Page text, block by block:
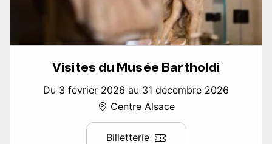
Visites du Musée Bartholdi
Du 3 février 2026 au 31 décembre 2026
Centre Alsace
Billetterie